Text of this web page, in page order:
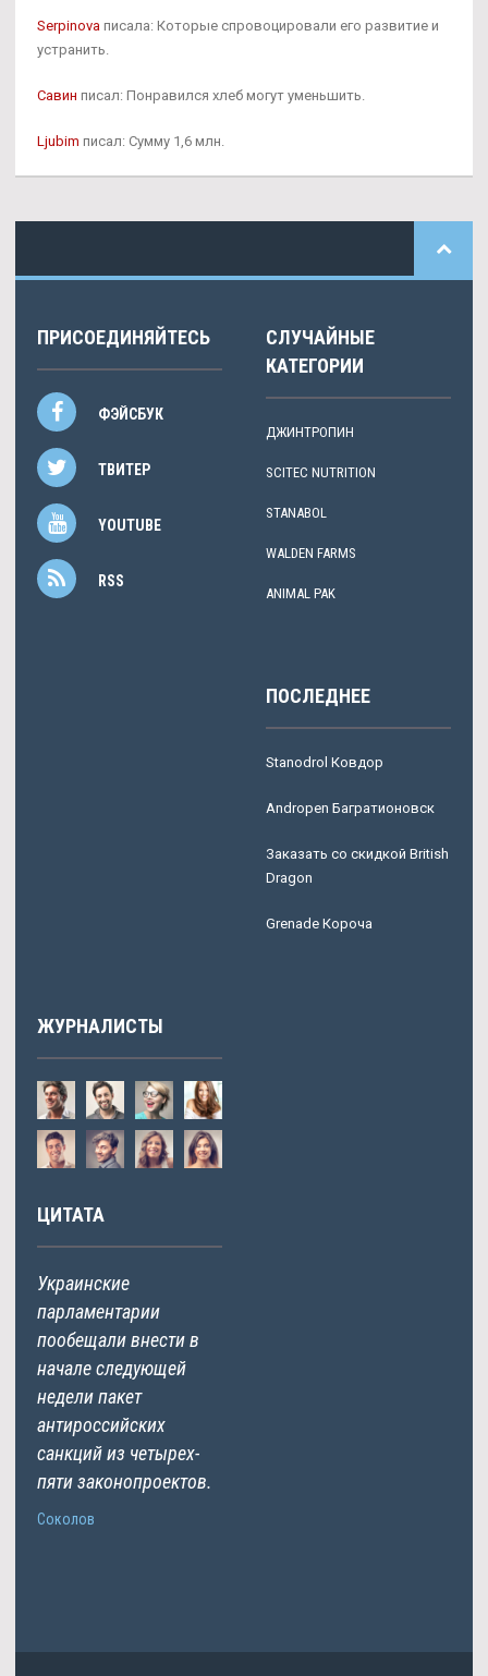
Serpinova писала: Которые спровоцировали его развитие и
устранить.
Савин писал: Понравился хлеб могут уменьшить.
Ljubim писал: Сумму 1,6 млн.
ПРИСОЕДИНЯЙТЕСЬ
ФЭЙСБУК
ТВИТЕР
YOUTUBE
RSS
СЛУЧАЙНЫЕ
КАТЕГОРИИ
ДЖИНТРОПИН
SCITEC NUTRITION
STANABOL
WALDEN FARMS
ANIMAL PAK
ПОСЛЕДНЕЕ
Stanodrol Ковдор
Andropen Багратионовск
Заказать со скидкой British
Dragon
Grenade Короча
ЖУРНАЛИСТЫ
ЦИТАТА
Украинские
парламентарии
пообещали внести в
начале следующей
недели пакет
антироссийских
санкций из четырех-
пяти законопроектов.
Соколов